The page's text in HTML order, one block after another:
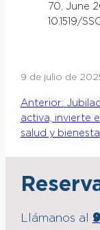
70, June
10.1519/
9 de julio de
Anterior:
activa, invierte
salud y
Llámanos al